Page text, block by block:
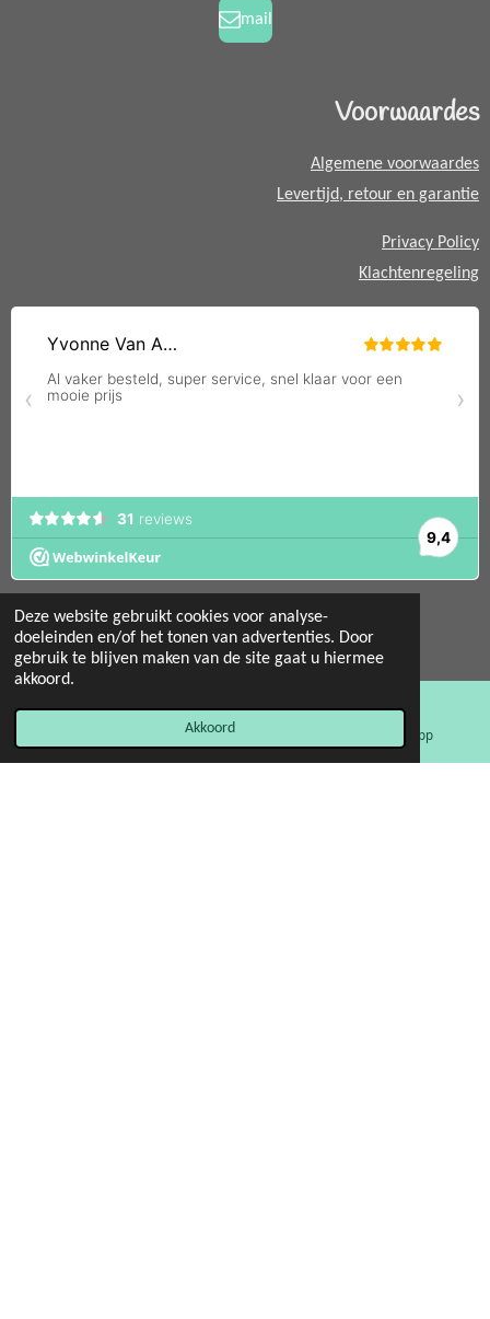
Deze website gebruikt cookies voor analyse-
doeleinden en/of het tonen van advertenties. Door
gebruik te blijven maken van de site gaat u hiermee
akkoord.
Akkoord
k
a
m
a
t
mail
Voorwaardes
Algemene voorwaardes
Levertijd, retour en garantie
Privacy Policy
Klachtenregeling
© 2022 - 2026 Mint 11 giftstore
Powered byJouwWeb
Facebook WhatsApp